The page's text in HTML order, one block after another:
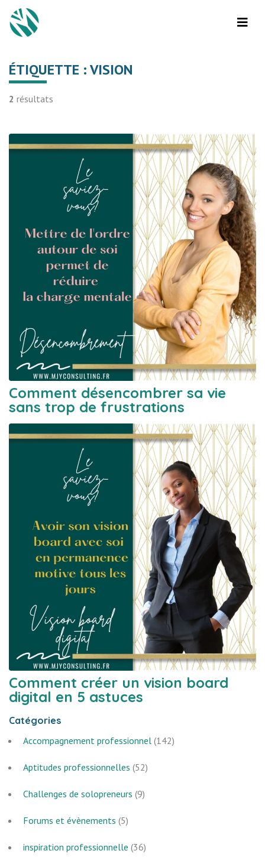
ÉTIQUETTE :VISION
2 résultats
Comment désencombrer sa vie
sans trop de frustrations
Comment créer un vision board
digital en 5 astuces
Catégories
Accompagnement professionnel (142)
Aptitudes professionnelles (52)
Challenges de solopreneurs (9)
Forums et évènements (5)
inspiration professionnelle (36)